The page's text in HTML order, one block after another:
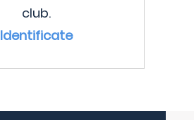
club.
Identificate